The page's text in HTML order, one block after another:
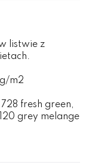
listwie z
m2
fresh green,
grey melange